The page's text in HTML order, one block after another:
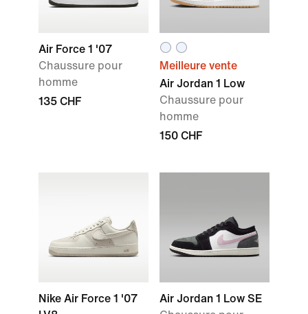
Air Force 1 '07
Chaussure pour
homme
135 CHF
Meilleure vente
Air Jordan 1 Low
Chaussure pour
homme
150 CHF
Nike Air Force 1 '07
Air Jordan 1 Low SE